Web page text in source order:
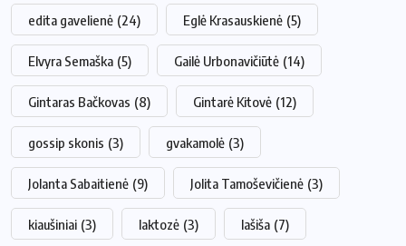
edita gavelienė (24) Eglė Krasauskienė (5)
Elvyra Semaška (5) Gailė Urbonavičiūtė (14)
Gintaras Bačkovas (8) Gintarė Kitovė (12)
gossip skonis (3) gvakamolė (3)
Jolanta Sabaitienė (9) Jolita Tamoševičienė (3)
kiaušiniai (3) laktozė (3) lašiša (7)